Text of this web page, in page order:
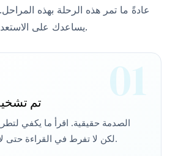
عادةً ما تمر هذه الرحلة بهذه
يساعدك على الاستعداد — عاطفياً وعملياً.
01 تم
الصدمة حقيقية. اقرأ ما يكفي
لكن لا تفرط في القراءة حتى لا تدخل في دوامة.